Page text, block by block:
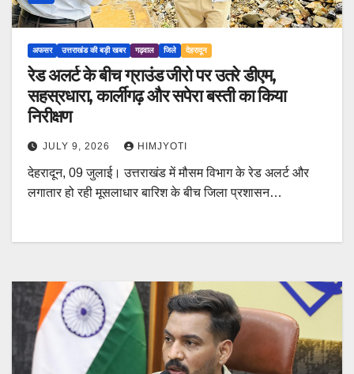
अफसर उत्तराखंड की बड़ी खबर गढ़वाल जिले देहरादून
रेड अलर्ट के बीच ग्राउंड जीरो पर उतरे डीएम,
सहस्रधारा, कार्लीगढ़ और सपेरा बस्ती का किया
निरीक्षण
JULY 9, 2026 HIMJYOTI
देहरादून, 09 जुलाई। उत्तराखंड में मौसम विभाग के रेड अलर्ट और
लगातार हो रही मूसलाधार बारिश के बीच जिला प्रशासन…